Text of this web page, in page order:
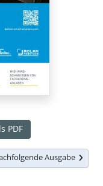
PDF
Ausgabe